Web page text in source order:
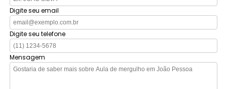
Digite seu email
Digite seu telefone
Mensagem